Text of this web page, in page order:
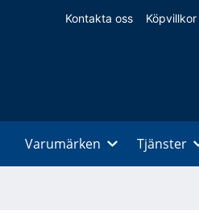
Kontakta oss Köpvillkor
Varumärken Tjänster